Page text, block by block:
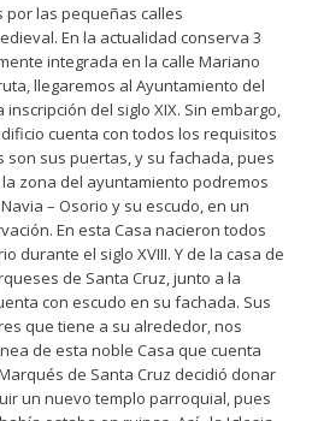
las pequeñas calles
En la actualidad conserva 3
integrada en la calle Mariano
llegaremos al Ayuntamiento del
del siglo XIX. Sin embargo,
cuenta con todos los requisitos
son sus puertas, y su fachada, pues
zona del ayuntamiento podremos
– Osorio y su escudo, en un
En esta Casa nacieron todos
durante el siglo XVIII. Y de la casa de
de Santa Cruz, junto a la
con escudo en su fachada. Sus
que tiene a su alrededor, nos
de esta noble Casa que cuenta
de Santa Cruz decidió donar
un nuevo templo parroquial, pues